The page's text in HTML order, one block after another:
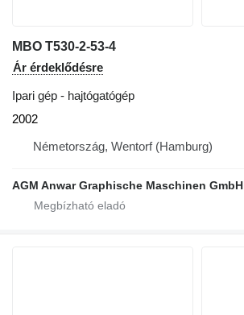
MBO T530-2-53-4
Ár érdeklődésre
Ipari gép - hajtógatógép
2002
Németország, Wentorf (Hamburg)
AGM Anwar Graphische Maschinen GmbH